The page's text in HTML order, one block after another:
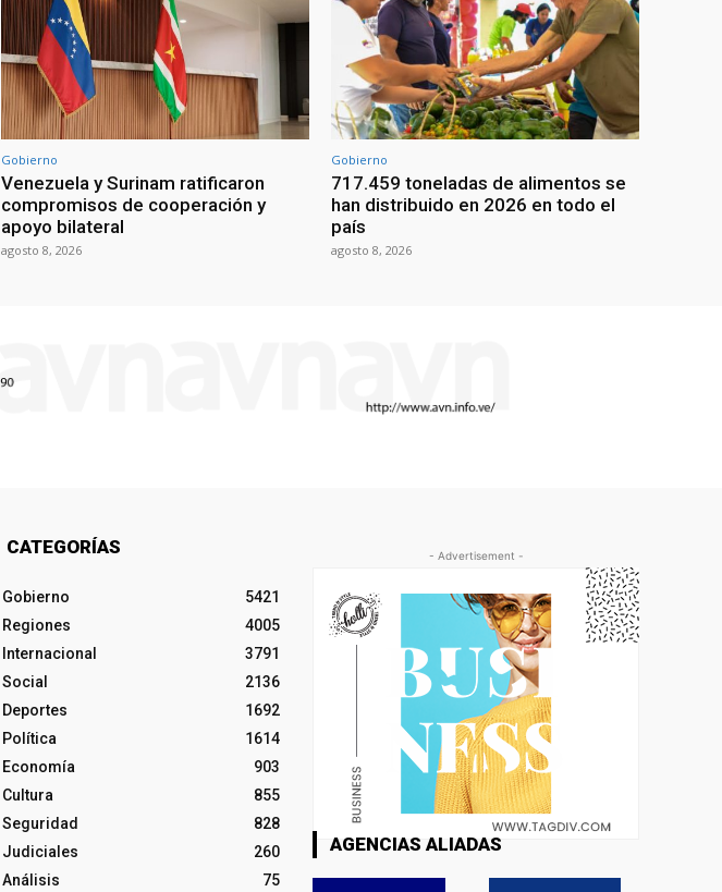
Gobierno
Venezuela y Surinam ratificaron
compromisos de cooperación y
apoyo bilateral
agosto 8, 2026
Gobierno
717.459 toneladas de alimentos se
han distribuido en 2026 en todo el
país
agosto 8, 2026
CATEGORÍAS
Gobierno
5421
Regiones
4005
Internacional
3791
Social
2136
Deportes
1692
Política
1614
Economía
903
Cultura
855
Seguridad
828
Judiciales
260
Análisis
75
- Advertisement -
AGENCIAS ALIADAS